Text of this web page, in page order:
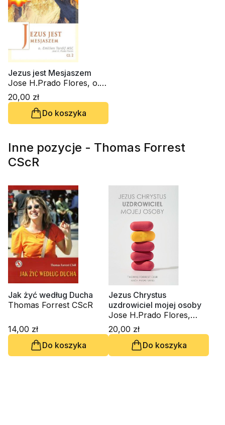
Jezus jest Mesjaszem
Jose H.Prado Flores, o.
Emilien Tardif MSC
20,00 zł
Do koszyka
Inne pozycje - Thomas Forrest
CScR
Jak żyć według Ducha
Thomas Forrest CScR
14,00 zł
Do koszyka
Jezus Chrystus
uzdrowiciel mojej osoby
Jose H.Prado Flores,
Thomas Forrest CScR
20,00 zł
Do koszyka